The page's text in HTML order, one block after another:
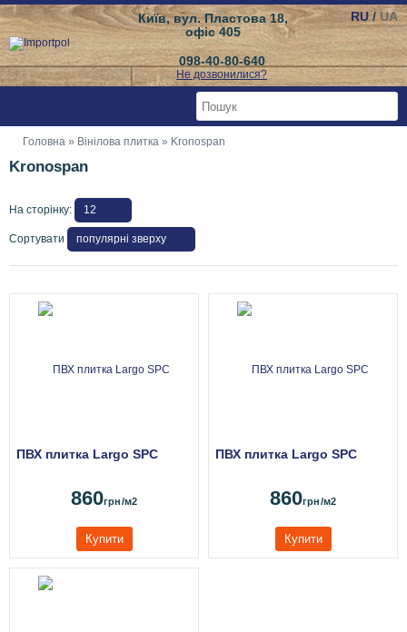
RU / UA
Київ, вул. Пластова 18,
офіс 405
098-40-80-640
Не дозвонилися?
Головна » Вінілова плитка » Kronospan
Kronospan
На сторінку:
Сортувати
ПВХ плитка Largo SPC
860грн/м2
Купити
ПВХ плитка Largo SPC
860грн/м2
Купити